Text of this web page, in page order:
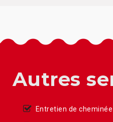
Autres
Entretien de